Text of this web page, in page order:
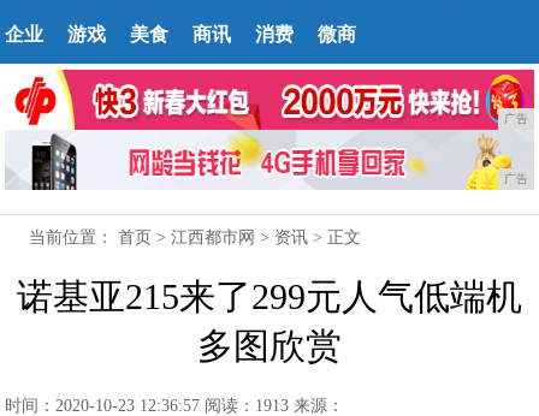
企业 游戏 美食 商讯 消费 微商
广告
广告
当前位置：首页 >江西都市网 > 资讯 > 正文
诺基亚215来了299元人气低端机
多图欣赏
时间：2020-10-23 12:36:57 阅读：1913 来源：